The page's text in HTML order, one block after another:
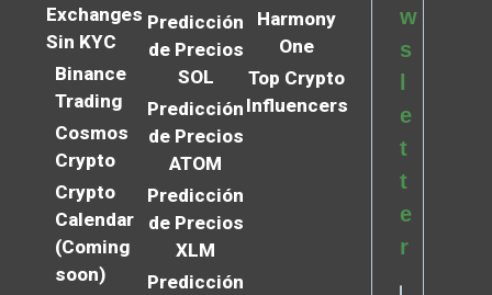
Exchanges
Sin KYC
Binance
Trading
Cosmos
Crypto
Crypto
Calendar
(Coming
soon)
Predicción
de Precios
SOL
Predicción
de Precios
ATOM
Predicción
de Precios
XLM
Predicción
Harmony
One
Top Crypto
Influencers
w
s
e
t
t
e
r